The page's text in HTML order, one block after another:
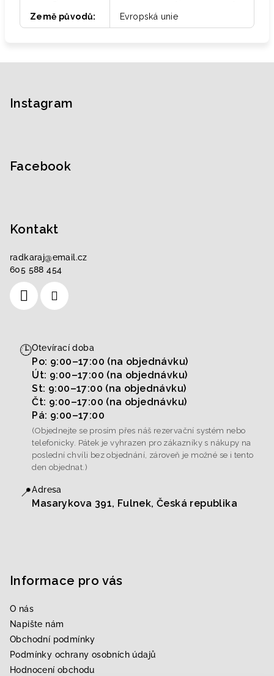
Země původů: Evropská unie
Instagram
Facebook
Kontakt
radkaraj@email.cz
605 588 454
🕒Otevírací doba
Po: 9:00–17:00 (na objednávku)
Út: 9:00–17:00 (na objednávku)
St: 9:00–17:00 (na objednávku)
Čt: 9:00–17:00 (na objednávku)
Pá: 9:00–17:00
(Objednejte se prosím přes náš rezervační systém nebo
telefonicky. Pátek je vyhrazen pro zákazníky s nákupy na
poslední chvíli bez objednání, zároveň je možné se i tento
den objednat.)
📍Adresa
Masarykova 391, Fulnek, Česká republika
Informace pro vás
O nás
Napište nám
Obchodní podmínky
Podmínky ochrany osobních údajů
Hodnocení obchodu